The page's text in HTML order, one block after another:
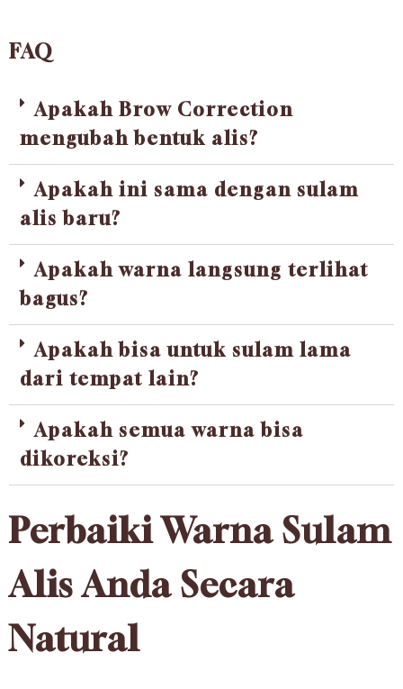
FAQ
Apakah Brow Correction
mengubah bentuk alis?
Apakah ini sama dengan sulam
alis baru?
Apakah warna langsung terlihat
bagus?
Apakah bisa untuk sulam lama
dari tempat lain?
Apakah semua warna bisa
dikoreksi?
Perbaiki Warna Sulam
Alis Anda Secara
Natural